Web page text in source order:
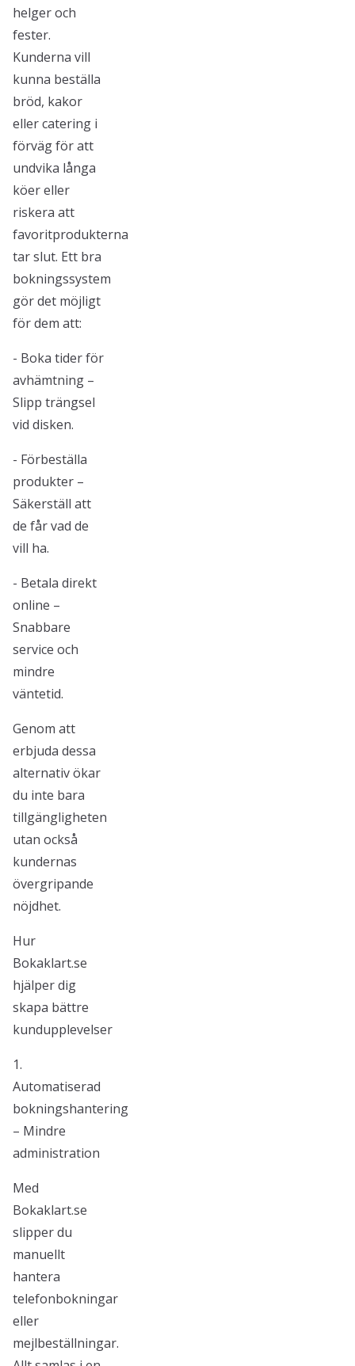
helger och
fester.
Kunderna vill
kunna beställa
bröd, kakor
eller catering i
förväg för att
undvika långa
köer eller
riskera att
favoritprodukterna
tar slut. Ett bra
bokningssystem
gör det möjligt
för dem att:
- Boka tider för
avhämtning –
Slipp trängsel
vid disken.
- Förbeställa
produkter –
Säkerställ att
de får vad de
vill ha.
- Betala direkt
online –
Snabbare
service och
mindre
väntetid.
Genom att
erbjuda dessa
alternativ ökar
du inte bara
tillgängligheten
utan också
kundernas
övergripande
nöjdhet.
Hur
Bokaklart.se
hjälper dig
skapa bättre
kundupplevelser
1.
Automatiserad
bokningshantering
– Mindre
administration
Med
Bokaklart.se
slipper du
manuellt
hantera
telefonbokningar
eller
mejlbeställningar.